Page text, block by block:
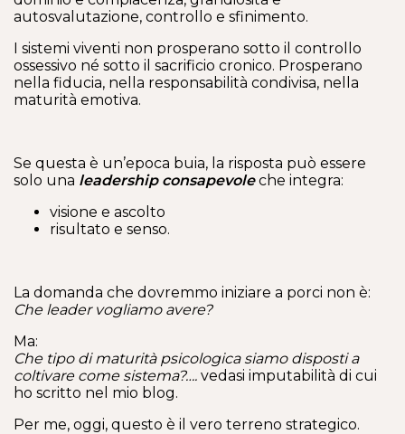
autosvalutazione, controllo e sfinimento.
I sistemi viventi non prosperano sotto il controllo
ossessivo né sotto il sacrificio cronico. Prosperano
nella fiducia, nella responsabilità condivisa, nella
maturità emotiva.
Se questa è un’epoca buia, la risposta può essere
solo una leadership consapevoleche integra:
visione e ascolto
risultato e senso.
La domanda che dovremmo iniziare a porci non è:
Che leader vogliamo avere?
Ma:
Che tipo di maturità psicologica siamo disposti a
coltivare come sistema?…. vedasi imputabilità di cui
ho scritto nel mio blog.
Per me, oggi, questo è il vero terreno strategico.